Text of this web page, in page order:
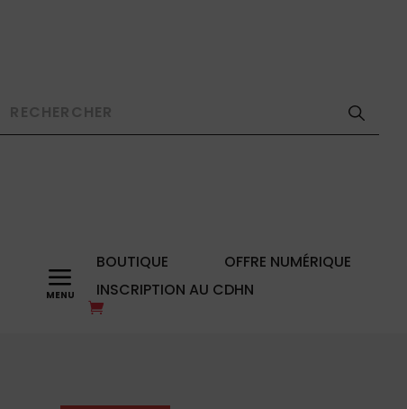
a BOUTIQUE OFFRE NUMÉRIQUE
INSCRIPTION AU CDHN